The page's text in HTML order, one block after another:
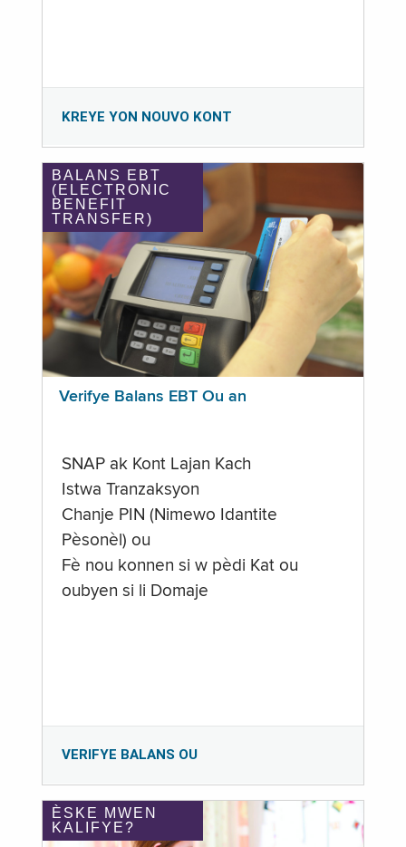
KREYE YON NOUVO KONT
BALANS EBT
(ELECTRONIC
BENEFIT
TRANSFER)
Verifye Balans EBT Ou an
SNAP ak Kont Lajan Kach
Istwa Tranzaksyon
Chanje PIN (Nimewo Idantite
Pèsonèl) ou
Fè nou konnen si w pèdi Kat ou
oubyen si li Domaje
VERIFYE BALANS OU
ÈSKE MWEN
KALIFYE?